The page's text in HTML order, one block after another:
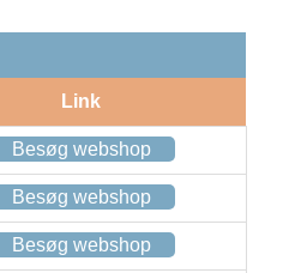
Link
Besøg webshop
Besøg webshop
Besøg webshop